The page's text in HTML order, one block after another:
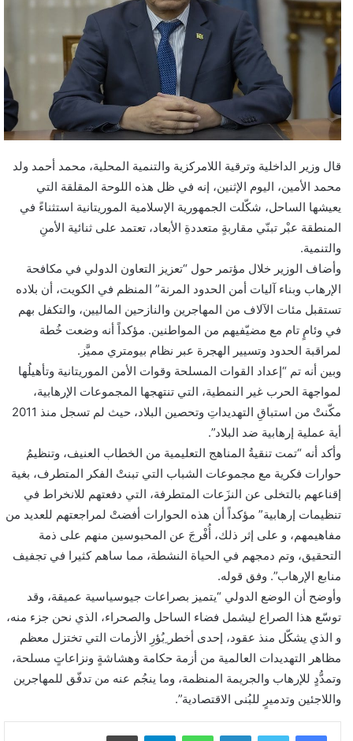
قال وزير الداخلية وترقية اللامركزية والتنمية المحلية، محمد أحمد ولد
محمد الأمين، اليوم الإثنين، إنه في ظل هذه اللوحة المقلقة التي
يعيشها الساحل، شكّلت الجمهورية الإسلامية الموريتانية استثناءً في
المنطقة عبْر تبنّي مقاربةٍ متعددةِ الأبعاد، تعتمد على ثنائية الأمنِ
والتنمية.
وأضاف الوزير خلال مؤتمر حول “تعزيز التعاون الدولي في مكافحة
الإرهاب وبناء آليات أمن الحدود المرنة” المنظم في الكويت، أن بلاده
تستقبل مئات الآلاف من المهاجرين والنازحين الماليين، والتكفل بهم
في وئامٍ تام مع مضيّفيهم من المواطنين. مؤكداً أنه وضعت خُطة
لمراقبة الحدود وتسيير الهجرة عبر نظام بيومتري مميَّز.
وبين أنه تم “إعداد القوات المسلحة وقوات الأمن الموريتانية وتأهيلُها
لمواجهة الحرب غير النمطية، التي تنتهجها المجموعات الإرهابية،
مكّنتْ من استباقِ التهديداتِ وتحصين البلاد، حيث لم تسجل منذ 2011
أية عملية إرهابية ضد البلاد”.
وأكد أنه “تمت تنقيةُ المناهج التعليمية من الخطاب العنيف، وتنظيمُ
حوارات فكرية مع مجموعات الشباب التي تبنتْ الفكر المتطرف، بغية
إقناعهم بالتخلى عن النزَعات المتطرفة، التي دفعتهم للانخراط في
تنظيمات إرهابية” مؤكداً أن هذه الحوارات أفضتْ لمراجعتهم للعديد من
مفاهيمهم، و على إثر ذلك، أُفْرجَ عن المحبوسين منهم على ذمة
التحقيق، وتم دمجهم في الحياة النشطة، مما ساهم كثيرا في تجفيف
منابع الإرهاب”. وفق قوله.
وأوضح أن الوضع الدولي “يتميز بصراعات جيوسياسية عميقة، وقد
توسّع هذا الصراع ليشمل فضاء الساحل والصحراء، الذي نحن جزء منه،
و الذي يشكّل منذ عقود، إحدى أخطر ِبُؤرِ الأزمات التي تختزل معظم
مظاهر التهديدات العالمية من أزمة حكامة وهشاشةٍ ونزاعاتٍ مسلحة،
وتمدُّدٍ للإرهاب والجريمة المنظمة، وما ينجُم عنه من تدفّق للمهاجرين
واللاجئين وتدميرٍ للبُنى الاقتصادية”.
لينكدإن واتساب